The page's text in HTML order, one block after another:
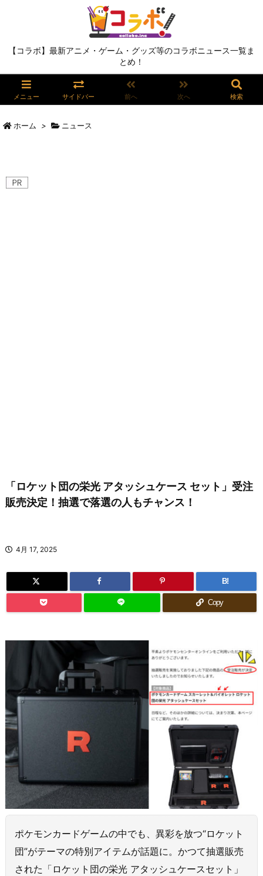
【コラボ】最新アニメ・ゲーム・グッズ等のコラボニュース一覧ま
とめ！
メニュー サイドバー 前へ 次へ 検索
ホーム > ニュース
「ロケット団の栄光 アタッシュケース セット」受注
販売決定！抽選で落選の人もチャンス！
4月 17, 2025
B!
Copy
ポケモンカードゲームの中でも、異彩を放つ“ロケット
団”がテーマの特別アイテムが話題に。かつて抽選販売
された「ロケット団の栄光 アタッシュケースセット」